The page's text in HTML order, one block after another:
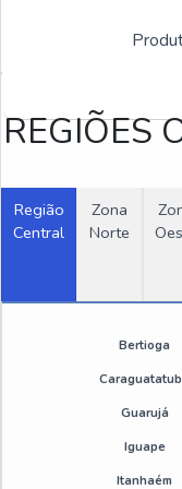
Empresa de
Inspeção
Estação de
Estas imagens foram
disponível livremente na
REGIÕES
Região
Central
Zona
Norte
Bertioga
Guarujá
Iguape
Itanhaém